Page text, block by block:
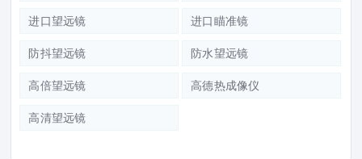
进口望远镜 进口瞄准镜
防抖望远镜 防水望远镜
高倍望远镜 高德热成像仪
高清望远镜